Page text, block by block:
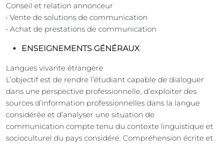
Conseil et relation annonceur
• Vente de solutions de communication
• Achat de prestations de communication
ENSEIGNEMENTS GÉNÉRAUX
Langues vivante étrangère
L’objectif est de rendre l’étudiant capable de dialoguer
dans une perspective professionnelle, d’exploiter des
sources d’information professionnelles dans la langue
considérée et d’analyser une situation de
communication compte tenu du contexte linguistique et
socioculturel du pays considéré. Compréhension écrite et